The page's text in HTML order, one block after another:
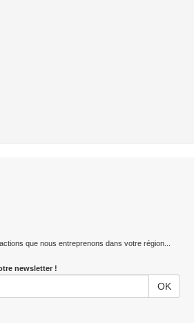
que nous entreprenons dans votre région...
newsletter !